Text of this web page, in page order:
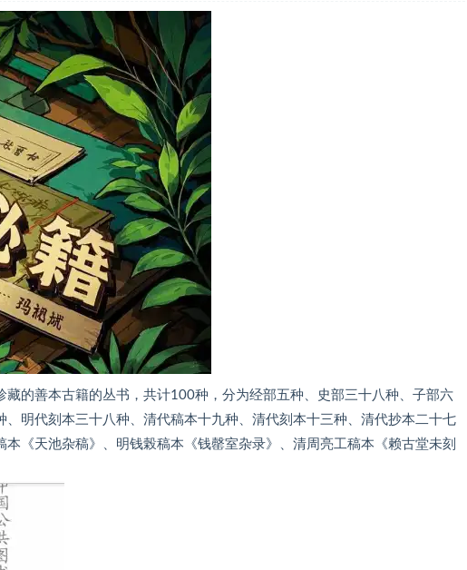
的善本古籍的丛书，共计100种，分为经部五种、史部三十八种、子部六
明代刻本三十八种、清代稿本十九种、清代刻本十三种、清代抄本二十七
《天池杂稿》、明钱榖稿本《钱罄室杂录》、清周亮工稿本《赖古堂未刻